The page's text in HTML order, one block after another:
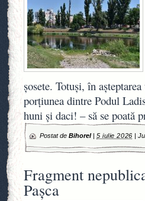
șosete. Totuși, în
porțiunea dintre Podul
huni și daci! – să se poată
Postat de Bihorel| 5 iulie 2026 |
Fragment
Pașca